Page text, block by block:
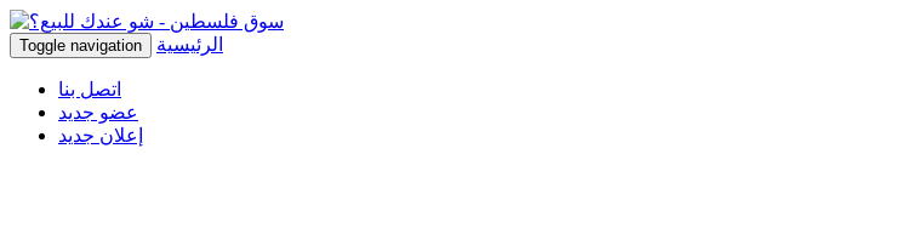
Toggle navigation الرئيسية
اتصل بنا
عضو جديد
إعلان جديد